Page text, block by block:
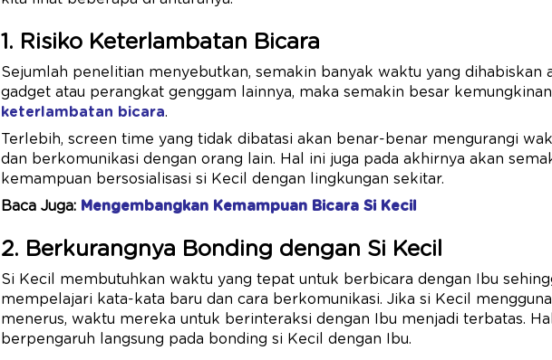
1. Risiko Keterlambatan Bicara
Sejumlah penelitian menyebutkan, semakin banyak waktu yang dihabiskan
gadget atau perangkat genggam lainnya, maka semakin besar
keterlambatan bicara.
Terlebih, screen time yang tidak dibatasi akan benar-benar mengurangi
dan berkomunikasi dengan orang lain. Hal ini juga pada akhirnya akan
kemampuan bersosialisasi si Kecil dengan lingkungan sekitar.
Baca Juga: Mengembangkan Kemampuan Bicara Si Kecil
2. Berkurangnya Bonding dengan Si Kecil
Si Kecil membutuhkan waktu yang tepat untuk berbicara dengan Ibu
mempelajari kata-kata baru dan cara berkomunikasi. Jika si Kecil
menerus, waktu mereka untuk berinteraksi dengan Ibu menjadi terbatas.
berpengaruh langsung pada bonding si Kecil dengan Ibu.